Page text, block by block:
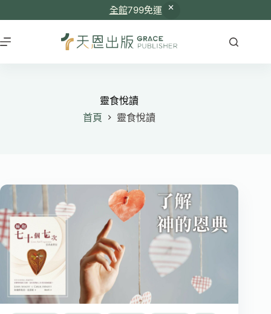
全館799免運
至
主
靈食悅讀
首頁
靈食悅讀